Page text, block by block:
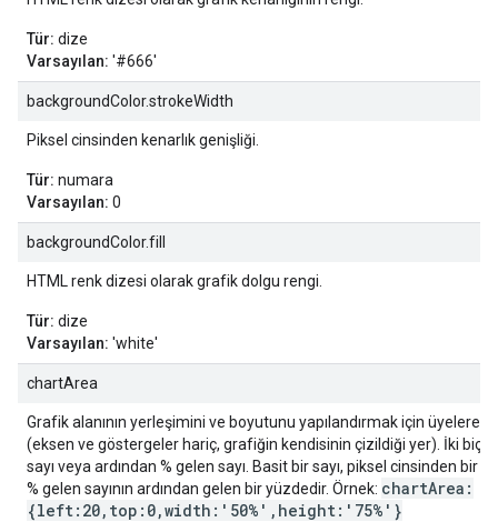
Tür: dize
Varsayılan: '#666'
backgroundColor.strokeWidth
Piksel cinsinden kenarlık genişliği.
Tür: numara
Varsayılan: 0
backgroundColor.fill
HTML renk dizesi olarak grafik dolgu rengi.
Tür: dize
Varsayılan: 'white'
chartArea
Grafik alanının yerleşimini ve boyutunu yapılandırmak için üyelere
(eksen ve göstergeler hariç, grafiğin kendisinin çizildiği yer). İki
sayı veya ardından % gelen sayı. Basit bir sayı, piksel cinsinden bir
% gelen sayının ardından gelen bir yüzdedir. Örnek: chartArea:
{left:20,top:0,width:'50%',height:'75%'}